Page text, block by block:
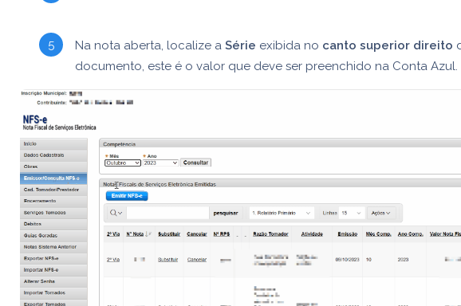
Na nota aberta, localize a Série exibida no canto superior direito
documento, este é o valor que deve ser preenchido na Conta Azul.